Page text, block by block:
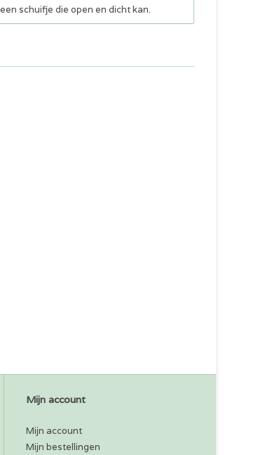
schuifje die open en dicht kan.
Mijn account
Mijn account
Mijn bestellingen